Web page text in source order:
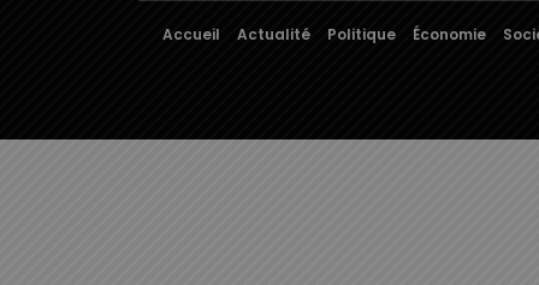
Accueil Actualité Politique Économie